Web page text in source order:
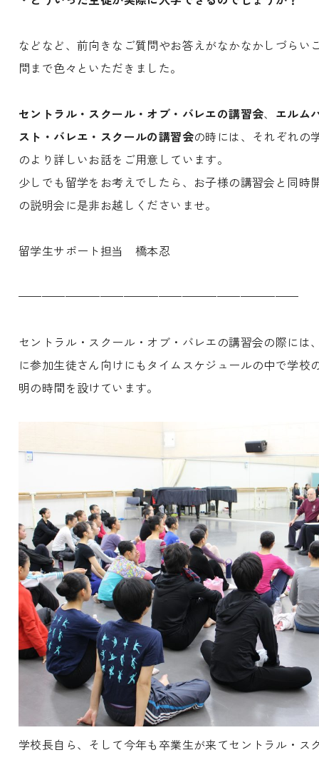
などなど、前向きなご質問やお答えがなかなかしづらい
問まで色々といただきました。
セントラル・スクール・オブ・バレエの講習会、 エルム
スト・バレエ・スクールの講習会の時には、それぞれの
のより詳しいお話をご用意しています。
少しでも留学をお考えでしたら、お子様の講習会と同時
の説明会に是非お越しくださいませ。
留学生サポート担当 橋本忍
————————————————————————
セントラル・スクール・オブ・バレエの講習会の際には
に参加生徒さん向けにもタイムスケジュールの中で学校
明の時間を設けています。
学校長自ら、そして今年も卒業生が来てセントラル・ス